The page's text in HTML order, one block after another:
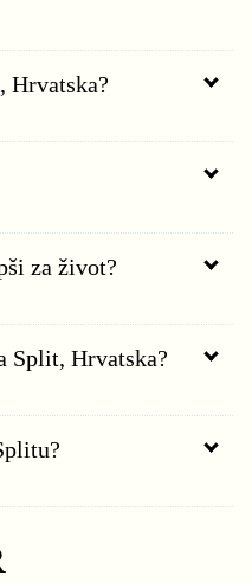
Hrvatska?
za život?
Split, Hrvatska?